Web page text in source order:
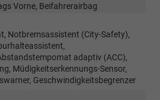
Vorne, Beifahrerairbag
Notbremsassistent (City-Safety),
adaptiv (ACC),
Müdigkeitserkennungs-Sensor,
Geschwindigkeitsbegrenzer